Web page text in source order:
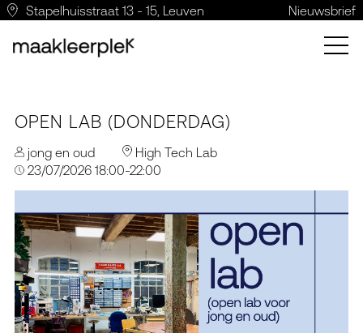
Stapelhuisstraat 13 - 15, Leuven Nieuwsbrief
OPEN LAB (DONDERDAG)
jong en oud
High Tech Lab
23/07/2026 18:00-22:00